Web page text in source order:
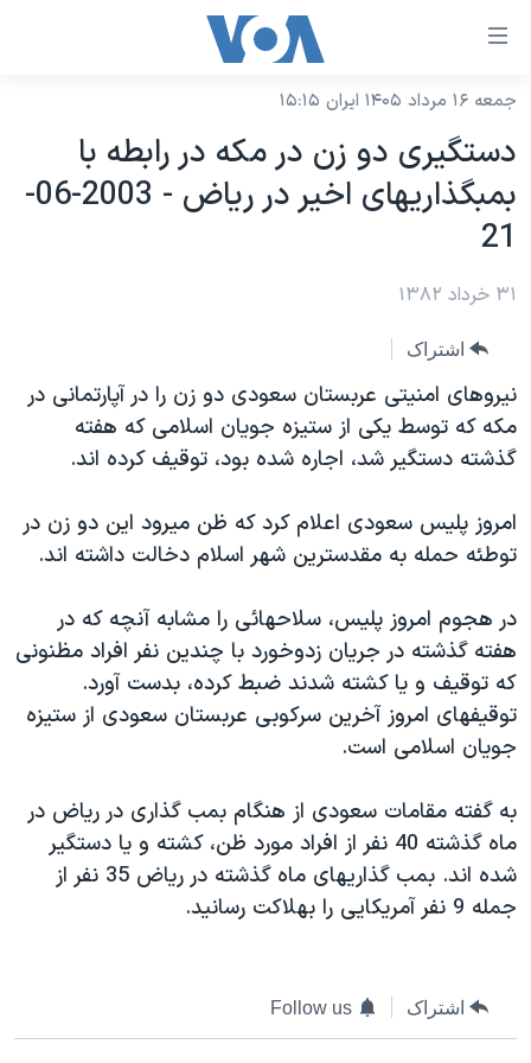
لینکهای
دسترسی
جهش
محتوای
اصلی
صفحه
جهش
به
جستجو
نسخه سبک وب‌سایت
موضوع ها
آمریکا
جهان
ورزشی
گزیده‌ها
ویژه برنامه‌ها
ویدیوها
فرهنگ و زندگی
اقتصادی
علم و فناوری
اسرائیل در جنگ
آرشیو پخش زنده
برنامه های تلویزیونی
جدول برنامه ها
صفحه‌های ویژه
جام جهانی ۲۰۲۶
عملیات خشم حماسی
۲۵۰سالگی آمریکا
بایگانی برنامه‌های تلویزیونی
مستندها
حمله جمهوری اسلامی به اسرائیل
رمز مهسا
ورزش زنان در ایران
مجموعه مستندهای دادخواهی
تریبونال مردمی آبان ۹۸
دادگاه حمید نوری
اعتراضات مردمی آبان ۹۸
فرکانس‌های صدای آمریکا
پخش رادیویی
دنبال کنید
زبانهای مختلف
جمعه ۱۶ مرداد ۱۴۰۵ ایران ۱۵:۱۵
دستگيری دو زن در مکه در رابطه با
بمبگذاريهای اخير در رياض - 2003-06-
21
۳۱ خرداد ۱۳۸۲
اشتراک
نيروهای امنيتی عربستان سعودی دو زن را در آپارتمانی در
مکه که توسط يکی از ستيزه جويان اسلامی که هفته
گذشته دستگير شد، اجاره شده بود، توقيف کرده اند.
امروز پليس سعودی اعلام کرد که ظن ميرود اين دو زن در
توطئه حمله به مقدسترين شهر اسلام دخالت داشته اند.
در هجوم امروز پليس، سلاحهائی را مشابه آنچه که در
هفته گذشته در جريان زدوخورد با چندين نفر افراد مظنونی
که توقيف و يا کشته شدند ضبط کرده، بدست آورد.
توقيفهای امروز آخرين سرکوبی عربستان سعودی از ستيزه
جويان اسلامی است.
به گفته مقامات سعودی از هنگام بمب گذاری در رياض در
ماه گذشته 40 نفر از افراد مورد ظن، کشته و يا دستگير
شده اند. بمب گذاريهای ماه گذشته در رياض 35 نفر از
جمله 9 نفر آمريکايی را بهلاکت رسانيد.
اشتراک Follow us